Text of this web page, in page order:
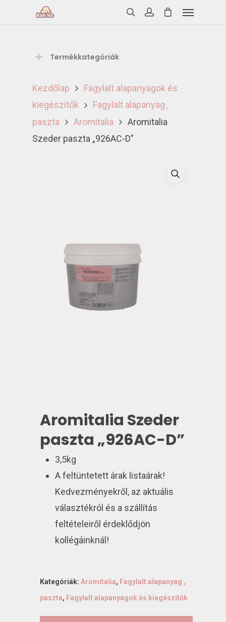
Termékkategóriák
Kezdőlap
Fagylalt alapanyagok és
kiegészítők
Fagylalt alapanyag ,
paszta
Aromitalia
Aromitalia
Szeder paszta „926AC-D”
Aromitalia Szeder
paszta „926AC-D”
3,5kg
A feltüntetett árak listaárak!
Kedvezményekről, az aktuális
választékról és a szállítás
feltételeiről érdeklődjön
kollégáinknál!
Kategóriák: Aromitalia, Fagylalt alapanyag ,
paszta, Fagylalt alapanyagok és kiegészítők